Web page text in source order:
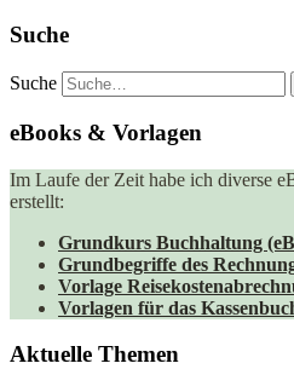
Suche
Suche
eBooks & Vorlagen
Im Laufe der Zeit habe ich diverse
erstellt:
Grundkurs Buchhaltung
Grundbegriffe des
Vorlage
Vorlagen für das
Aktuelle Themen